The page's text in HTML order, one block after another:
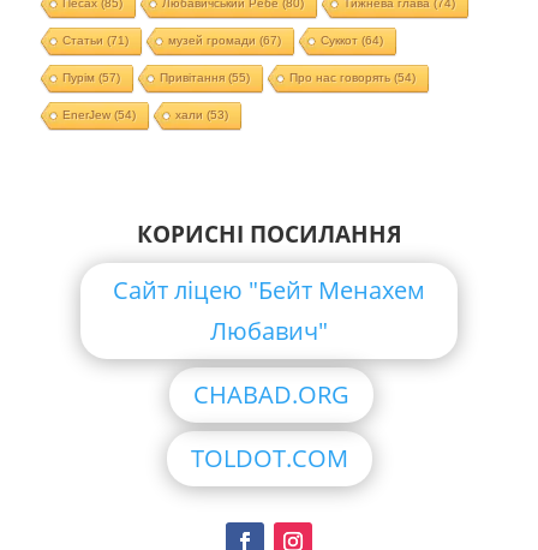
Песах(85) Любавичський Ребе (80) Тижнева глава (74)
Статьи (71) музей громади (67) Суккот (64)
Пурім (57) Привітання(55) Про нас говорять(54)
EnerJew(54) хали (53)
КОРИСНІ ПОСИЛАННЯ
Сайт ліцею "Бейт Менахем
Любавич"
CHABAD.ORG
TOLDOT.COM